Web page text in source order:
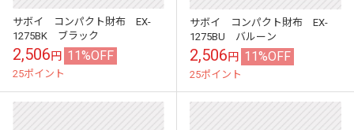
サボイ コンパクト財布 EX-
1275BK ブラック
2,506円 11%OFF
25ポイント
サボイ コンパクト財布 EX-
1275BU バルーン
2,506円 11%OFF
25ポイント